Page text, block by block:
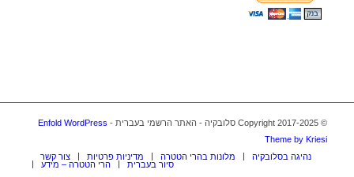
© Copyright 2017-2025 סלובקיה - האתר הרשמי בעברית -
Enfold WordPress
Theme by Kriesi
צור קשר
מדיניות פרטיות מלונות בהרי הטטרה
נהיגה בסלובקיה
הרי הטטרה – מידע
סיור בעברית